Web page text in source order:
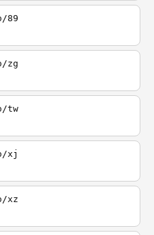
89
zg
tw
xj
xz